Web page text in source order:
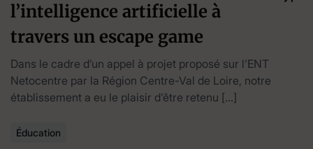
l’intelligence artificielle à
travers un escape game
Dans le cadre d’un appel à projet proposé sur l’ENT
Netocentre par la Région Centre-Val de Loire, notre
établissement a eu le plaisir d’être retenu […]
Éducation